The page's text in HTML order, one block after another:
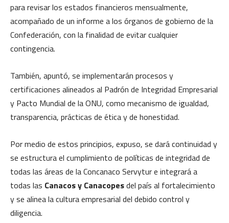
para revisar los estados financieros mensualmente,
acompañado de un informe a los órganos de gobierno de la
Confederación, con la finalidad de evitar cualquier
contingencia.
También, apuntó, se implementarán procesos y
certificaciones alineados al Padrón de Integridad Empresarial
y Pacto Mundial de la ONU, como mecanismo de igualdad,
transparencia, prácticas de ética y de honestidad.
Por medio de estos principios, expuso, se dará continuidad y
se estructura el cumplimiento de políticas de integridad de
todas las áreas de la Concanaco Servytur e integrará a
todas las Canacos y Canacopesdel país al fortalecimiento
y se alinea la cultura empresarial del debido control y
diligencia.